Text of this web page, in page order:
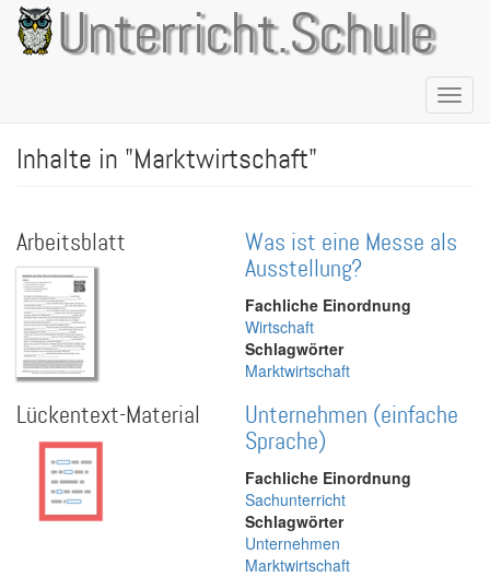
Direkt
zum
Inhalt
Unterricht.Schule
Inhalte in "Marktwirtschaft"
Arbeitsblatt
Was ist eine Messe als
Ausstellung?
Fachliche Einordnung
Wirtschaft
Schlagwörter
Marktwirtschaft
Lückentext-Material
Unternehmen (einfache
Sprache)
Fachliche Einordnung
Sachunterricht
Schlagwörter
Unternehmen
Marktwirtschaft